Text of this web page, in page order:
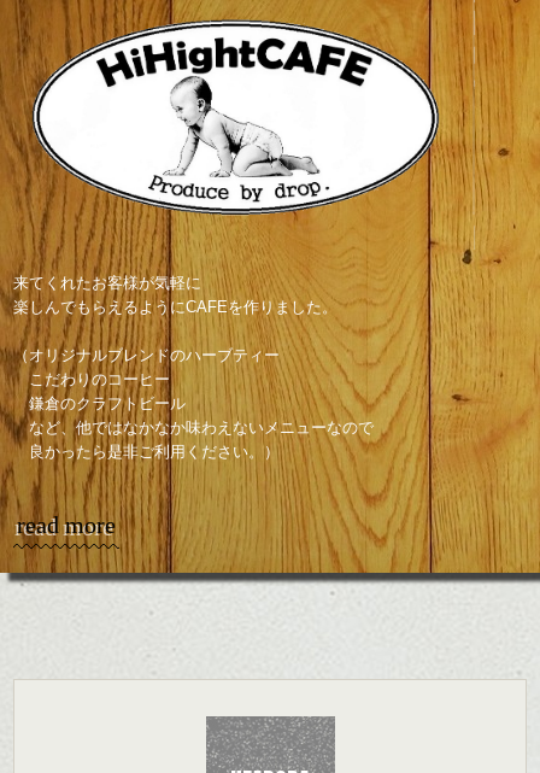
来てくれたお客様が気軽に
楽しんでもらえるようにCAFEを作りました。
（オリジナルブレンドのハーブティー
こだわりのコーヒー
鎌倉のクラフトビール
など、他ではなかなか味わえないメニューなので
良かったら是非ご利用ください。）
read more